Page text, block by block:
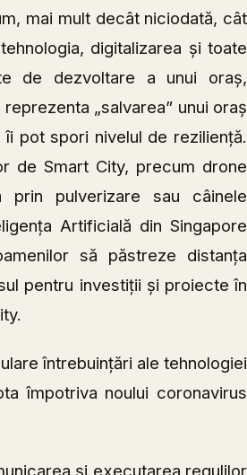
mai mult decât niciodată, cât
digitalizarea și toate
de dezvoltare a unui oraș,
„salvarea” unui oraș
pot spori nivelul de reziliență.
de Smart City, precum drone
prin pulverizare sau câinele
Artificială din Singapore
să păstreze distanța
pentru investiții și proiecte în
întrebuințări ale tehnologiei
împotriva noului coronavirus
și executarea regulilor